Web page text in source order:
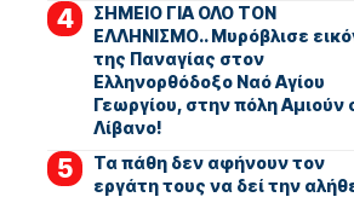
ΣΗΜΕΙΟ ΓΙΑ ΟΛΟ ΤΟΝ
ΕΛΛΗΝΙΣΜΟ.. Μυρόβλισε
της Παναγίας στον
Ελληνορθόδοξο Ναό Αγίου
Γεωργίου, στην πόλη Αμιούν
Λίβανο!
Τα πάθη δεν αφήνουν τον
εργάτη τους να δεί την